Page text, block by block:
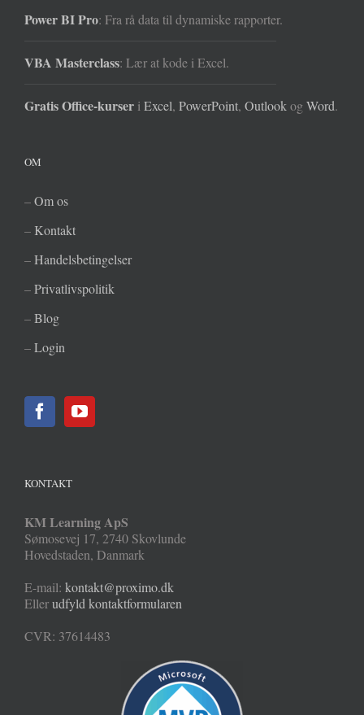
Power BI Pro: Fra rå data til dynamiske rapporter.
VBA Masterclass: Lær at kode i Excel.
Gratis Office-kurser i Excel, PowerPoint, OutlookogWord.
OM
–Om os
– Kontakt
–Handelsbetingelser
–Privatlivspolitik
–Blog
–Login
KONTAKT
KM Learning ApS
Sømosevej 17, 2740 Skovlunde
Hovedstaden, Danmark
E-mail: kontakt@proximo.dk
Ellerudfyld kontaktformularen
CVR: 37614483